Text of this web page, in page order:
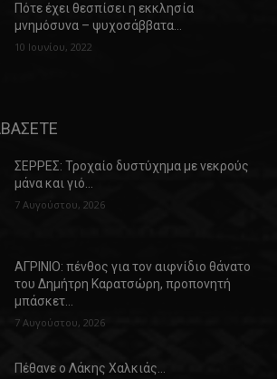
Πότε έχει θεσπίσει η εκκλησία
μνημόσυνα – ψυχοσάββατα…
10 Ιουνίου, 2022
ΣΕΡΡΕΣ: Τροχαίο δυστύχημα με νεκρούς
μάνα και γιό…
7 Αυγούστου, 2026
ΑΓΡΙΝΙΟ: πένθος για τον αιφνίδιο θάνατο
του Δημήτρη Καρατσώρη, προπονητή
μπάσκετ…
7 Αυγούστου, 2026
Πέθανε ο Λάκης Χαλκιάς…